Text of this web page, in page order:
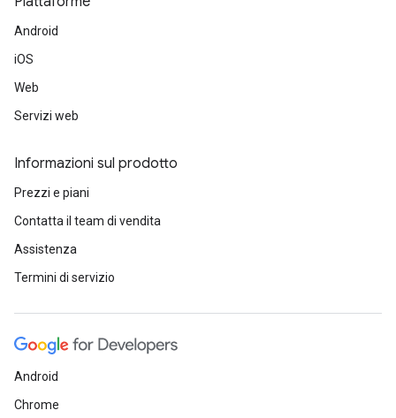
Android
iOS
Web
Servizi web
Informazioni sul prodotto
Prezzi e piani
Contatta il team di vendita
Assistenza
Termini di servizio
Android
Chrome